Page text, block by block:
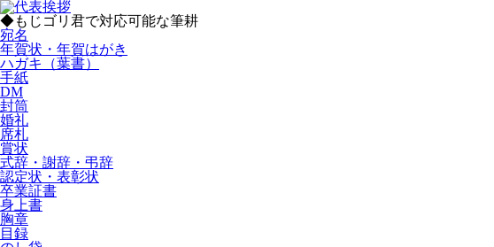
◆もじゴリ君で対応可能な筆耕
宛名
年賀状・年賀はがき
ハガキ（葉書）
手紙
DM
封筒
婚礼
席札
賞状
式辞・謝辞・弔辞
認定状・表彰状
卒業証書
身上書
胸章
目録